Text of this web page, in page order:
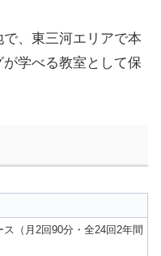
、東三河エリアで本
学べる教室として保
（月2回90分・全24回2年間